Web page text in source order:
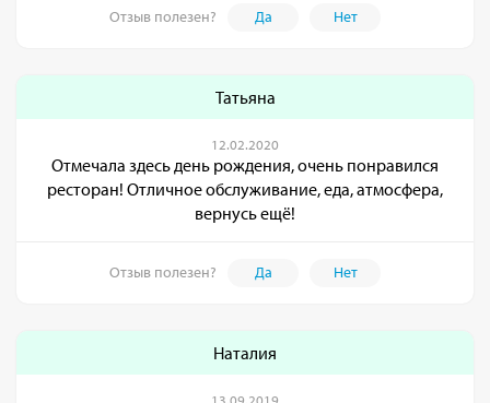
Отзыв полезен? Да Нет
Татьяна
12.02.2020
Отмечала здесь день рождения, очень понравился
ресторан! Отличное обслуживание, еда, атмосфера,
вернусь ещё!
Отзыв полезен? Да Нет
Наталия
13.09.2019